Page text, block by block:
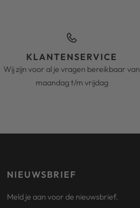
KLANTENSERVICE
Wij zijn voor al je vragen bereikbaar van
maandag t/m vrijdag
NIEUWSBRIEF
Meld je aan voor de nieuwsbrief.